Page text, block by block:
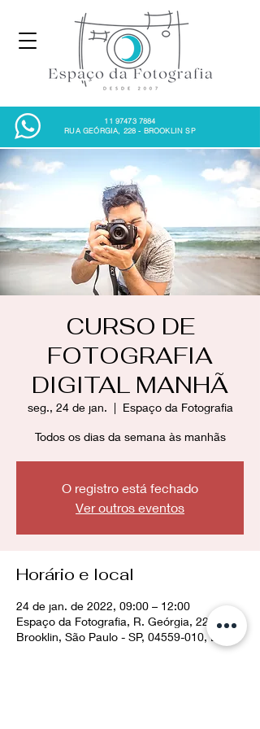
11 97473 7884
RUA GEÓRGIA, 228 - BROOKLIN SP
CURSO DE
FOTOGRAFIA
DIGITAL MANHÃ
seg., 24 de jan.
  |
Espaço da Fotografia
Todos os dias da semana às manhãs
O registro está fechado
Ver outros eventos
Horário e local
24 de jan. de 2022, 09:00 – 12:00
Espaço da Fotografia, R. Geórgia, 228 -
Brooklin, São Paulo - SP, 04559-010, Brasil